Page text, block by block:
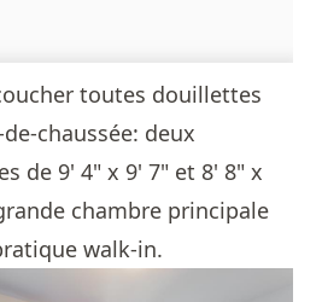
toutes douillettes
chaussée: deux
de 9' 4" x 9' 7" et 8' 8" x
chambre principale
walk-in.